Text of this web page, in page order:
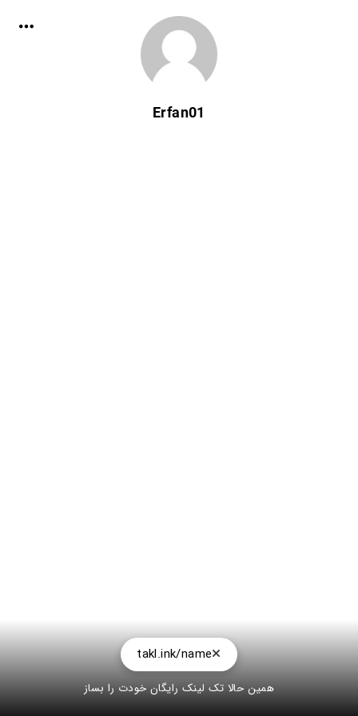
Erfan01
takl.ink/name
همین حالا تک لینک رایگان خودت را بساز